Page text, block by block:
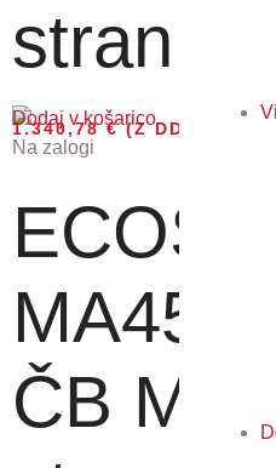
stran...
1.340,78€(Z DDV)
Dodaj v košarico
Na zalogi
ECOSYS
ČB